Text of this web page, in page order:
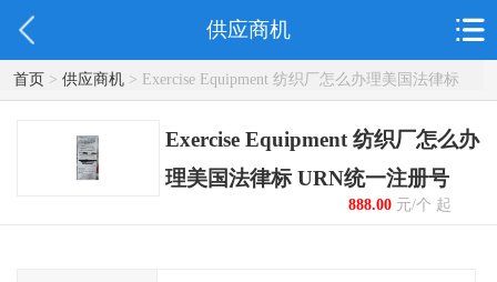
供应商机
首页> 供应商机> Exercise Equipment 纺织厂怎么办理美国法律标
URN统一注册号
Exercise Equipment 纺织厂怎么办
理美国法律标 URN统一注册号
888.00元/个 起